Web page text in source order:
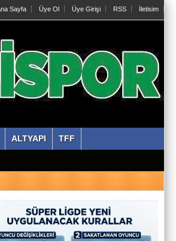
Sayfa Üye Ol Üye Girişi RSS İletisim
ALTYAPI TFF